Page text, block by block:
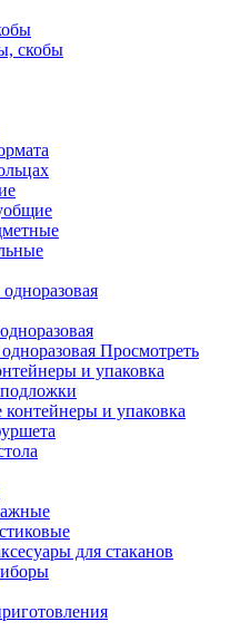
скобы
Просмотреть
и упаковка
и упаковка
для стаканов